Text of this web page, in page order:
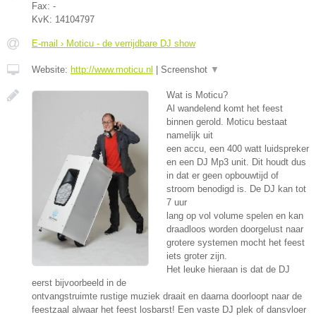
Fax: -
KvK: 14104797
E-mail › Moticu - de verrijdbare DJ show
Website: http://www.moticu.nl Screenshot ▼
Wat is Moticu?
Al wandelend komt het feest
binnen gerold. Moticu bestaat
namelijk uit
een accu, een 400 watt luidspreker
en een DJ Mp3 unit. Dit houdt dus
in dat er geen opbouwtijd of
stroom benodigd is. De DJ kan tot
7 uur
lang op vol volume spelen en kan
draadloos worden doorgelust naar
grotere systemen mocht het feest
iets groter zijn.
Het leuke hieraan is dat de DJ
eerst bijvoorbeeld in de
ontvangstruimte rustige muziek draait en daarna doorloopt naar de
feestzaal alwaar het feest losbarst! Een vaste DJ plek of dansvloer